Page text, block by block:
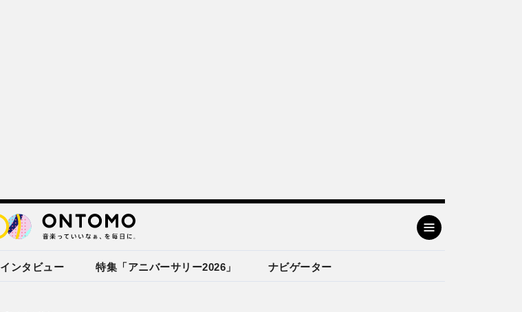
インタビュー 特集「アニバーサリー2026」 ナビゲーター